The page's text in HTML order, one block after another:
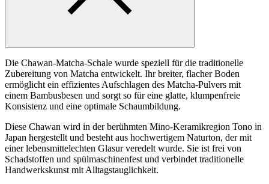
Die Chawan-Matcha-Schale wurde speziell für die traditionelle
Zubereitung von Matcha entwickelt. Ihr breiter, flacher Boden
ermöglicht ein effizientes Aufschlagen des Matcha-Pulvers mit
einem Bambusbesen und sorgt so für eine glatte, klumpenfreie
Konsistenz und eine optimale Schaumbildung.
Diese Chawan wird in der berühmten Mino-Keramikregion Tono in
Japan hergestellt und besteht aus hochwertigem Naturton, der mit
einer lebensmittelechten Glasur veredelt wurde. Sie ist frei von
Schadstoffen und spülmaschinenfest und verbindet traditionelle
Handwerkskunst mit Alltagstauglichkeit.